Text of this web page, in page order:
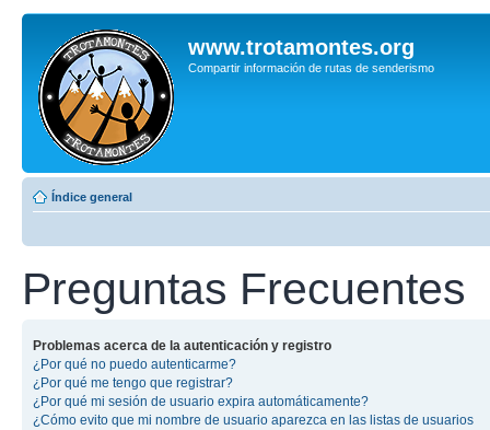
www.trotamontes.org
Compartir información de rutas de senderismo
Índice general
Preguntas Frecuentes
Problemas acerca de la autenticación y registro
¿Por qué no puedo autenticarme?
¿Por qué me tengo que registrar?
¿Por qué mi sesión de usuario expira automáticamente?
¿Cómo evito que mi nombre de usuario aparezca en las listas de usuarios